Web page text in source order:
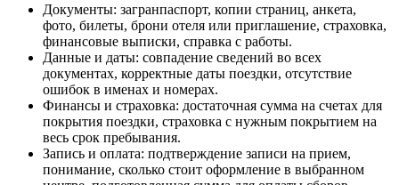
Документы: загранпаспорт, копии страниц, анкета,
фото, билеты, брони отеля или приглашение, страховка,
финансовые выписки, справка с работы.
Данные и даты: совпадение сведений во всех
документах, корректные даты поездки, отсутствие
ошибок в именах и номерах.
Финансы и страховка: достаточная сумма на счетах для
покрытия поездки, страховка с нужным покрытием на
весь срок пребывания.
Запись и оплата: подтверждение записи на прием,
понимание, сколько стоит оформление в выбранном